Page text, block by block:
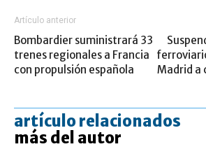
Artículo anterior
Bombardier suministrará 33
trenes regionales a Francia
con propulsión española
Madrid a
artículo relacionados
más del autor